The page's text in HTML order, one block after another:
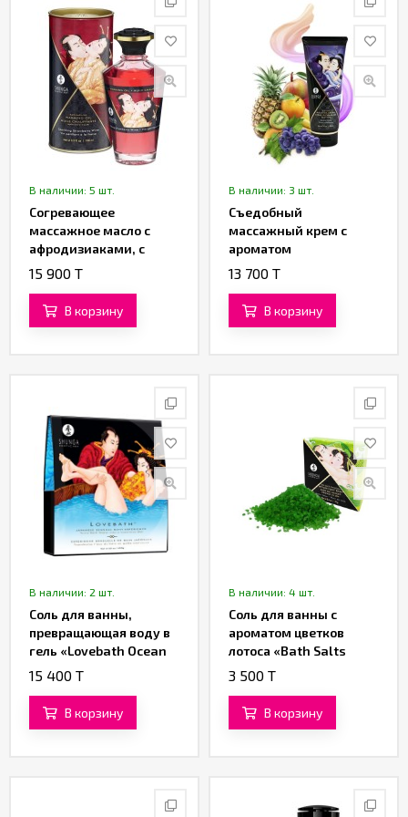
В наличии: 5 шт.
Согревающее
массажное масло с
афродизиаками, c
ароматом клубничного
ML)
15 900 T
В корзину
В наличии: 3 шт.
Съедобный
массажный крем с
ароматом
экзотических фруктов
13 700 T
В корзину
В наличии: 2 шт.
Cоль для ванны,
превращающая воду в
гель «Lovebath Ocean
temptation» от
15 400 T
В корзину
В наличии: 4 шт.
Соль для ванны с
ароматом цветков
лотоса «Bath Salts
Lotus Flower» от
3 500 T
В корзину